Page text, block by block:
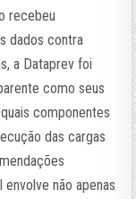
recebeu
dados contra
a Dataprev foi
como seus
componentes
das cargas
não apenas